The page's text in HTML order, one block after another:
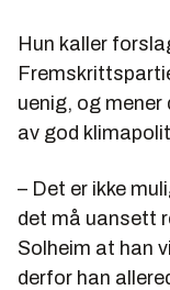
Hun kaller
uenig, og
av god
– Det er ikke
det må uansett
Solheim at han
derfor han